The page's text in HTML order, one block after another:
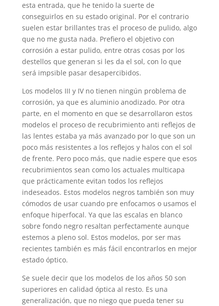
esta entrada, que he tenido la suerte de
conseguirlos en su estado original. Por el contrario
suelen estar brillantes tras el proceso de pulido, algo
que no me gusta nada. Prefiero el objetivo con
corrosión a estar pulido, entre otras cosas por los
destellos que generan si les da el sol, con lo que
será impsible pasar desapercibidos.
Los modelos III y IV no tienen ningún problema de
corrosión, ya que es aluminio anodizado. Por otra
parte, en el momento en que se desarrollaron estos
modelos el proceso de recubrimiento anti reflejos de
las lentes estaba ya más avanzado por lo que son un
poco más resistentes a los reflejos y halos con el sol
de frente. Pero poco más, que nadie espere que esos
recubrimientos sean como los actuales multicapa
que prácticamente evitan todos los reflejos
indeseados. Estos modelos negros también son muy
cómodos de usar cuando pre enfocamos o usamos el
enfoque hiperfocal. Ya que las escalas en blanco
sobre fondo negro resaltan perfectamente aunque
estemos a pleno sol. Estos modelos, por ser mas
recientes también es más fácil encontrarlos en mejor
estado óptico.
Se suele decir que los modelos de los años 50 son
superiores en calidad óptica al resto. Es una
generalización, que no niego que pueda tener su